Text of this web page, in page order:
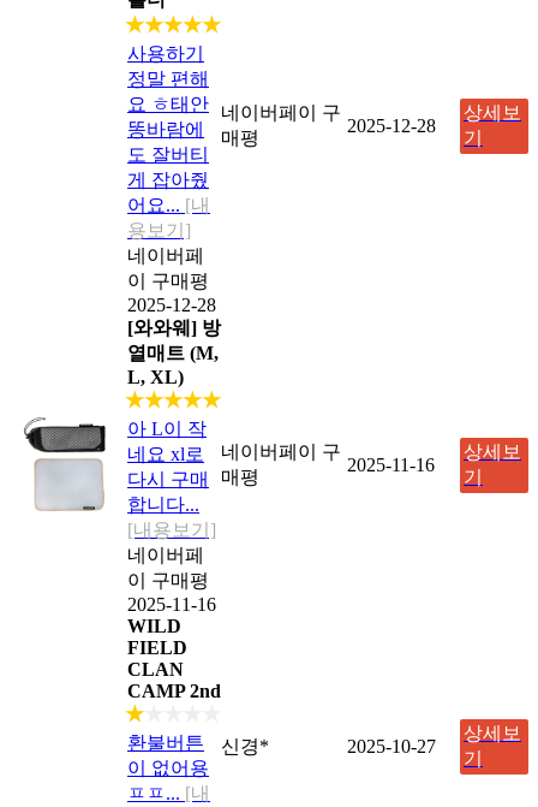
★★★★★
사용하기
정말 편해
요 ㅎ태안
똥바람에
도 잘버티
게 잡아줬
어요... [내
용보기]
네이버페
이 구매평
2025-12-28
네이버페이 구
매평
2025-12-28
상세보
기
[와와웨] 방
열매트 (M,
L, XL)
★★★★★
아 L이 작
네요 xl로
다시 구매
합니다...
[내용보기]
네이버페
이 구매평
2025-11-16
네이버페이 구
매평
2025-11-16
상세보
기
WILD
FIELD
CLAN
CAMP 2nd
★
환불버튼
이 없어용
ㅍㅍ... [내
신경* 2025-10-27
상세보
기